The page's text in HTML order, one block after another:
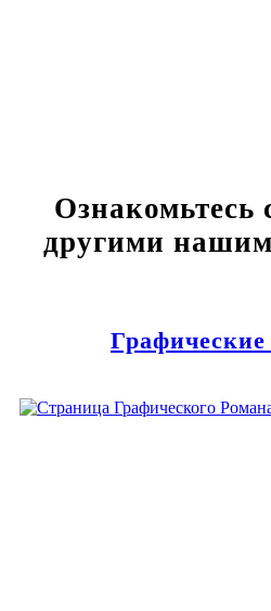
Ознакомьтесь
другими